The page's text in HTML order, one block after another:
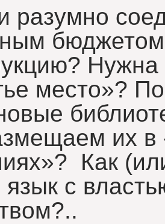
разумно
место»?
их в
Как
с